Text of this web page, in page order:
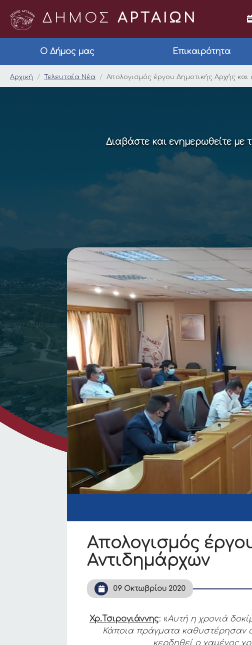
ΔΗΜΟΣ ΑΡΤΑΙΩΝ
Ο Δήμος μας Επικαιρότητα
Απολογισμός έργου
Αρχική Τελευταία Νέα Απολογισμός έργου Δημοτικής Αρχής
Διαβάστε και ενημερωθείτε με
Απολογισμός
Αντιδημάρχων
09 Οκτωβρίου 2020
Χρ.Τσιρογιάννης: «Αυτή η χρονιά
Κάποια πράγματα καθυστέρησαν
κερδηθεί ο χαμένος